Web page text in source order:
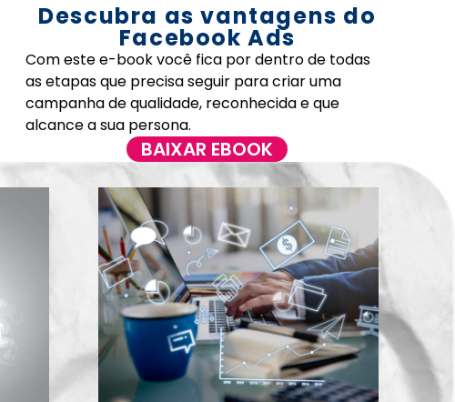
Descubra as vantagens do
Facebook Ads
Com este e-book você fica por dentro de todas
as etapas que precisa seguir para criar uma
campanha de qualidade, reconhecida e que
alcance a sua persona.
BAIXAR EBOOK